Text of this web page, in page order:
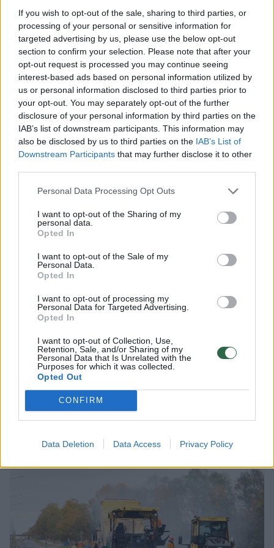
If you wish to opt-out of the sale, sharing to third parties, or
processing of your personal or sensitive information for
targeted advertising by us, please use the below opt-out
section to confirm your selection. Please note that after your
opt-out request is processed you may continue seeing
interest-based ads based on personal information utilized by
us or personal information disclosed to third parties prior to
your opt-out. You may separately opt-out of the further
disclosure of your personal information by third parties on the
IAB’s list of downstream participants. This information may
also be disclosed by us to third parties on the IAB’s List of
Downstream Participants that may further disclose it to other
Personal Data Processing Opt Outs
I want to opt-out of the Sharing of my
personal data.
Opted In
I want to opt-out of the Sale of my
Personal Data.
Opted In
I want to opt-out of processing my
Personal Data for Targeted Advertising.
Opted In
I want to opt-out of Collection, Use,
Retention, Sale, and/or Sharing of my
Personal Data that Is Unrelated with the
Purposes for which it was collected.
Opted Out
CONFIRM
Data Deletion Data Access Privacy Policy
„Vykdomi darbai automagistralėse bei
magistraliniuose keliuose vairuotojams gali
sukelti tam tikrų nepatogumų. Tai
suprantame, tačiau taip pat prašome visų
vairuotojų kantrybės bei supratimo, jog
darbams pasibaigus – šiais kelio ruožais
važiuosime dar patogiau bei saugiau.
Automagistralių ir magistralinių kelių
atnaujinimas yra ypatingai svarbus
infrastruktūros plėtrai, tam, pagal esamas
akcentuoja Lietuvos automobilių kelių
direkcijos vadovas Marius Švaikauskas.
Valstybinės reikšmės keliuose paprastojo
remonto darbai vykdomi tais atvejais, kai
nustatoma, jog kelio pagrindai užtikrina
pakankamą laikomąją gebą, tačiau asfalto
danga yra susidėvėjusi, joje atsiradusios
pažaidos ir defektai.